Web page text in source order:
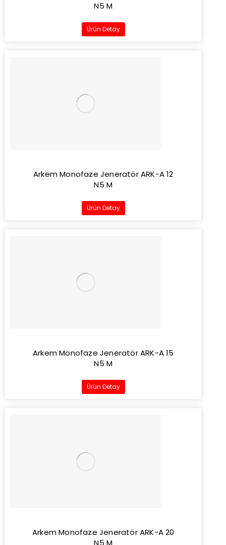
N5 M
Ürün Detay
Arkem Monofaze Jeneratör ARK-A 12
N5 M
Ürün Detay
Arkem Monofaze Jeneratör ARK-A 15
N5 M
Ürün Detay
Arkem Monofaze Jeneratör ARK-A 20
N5 M